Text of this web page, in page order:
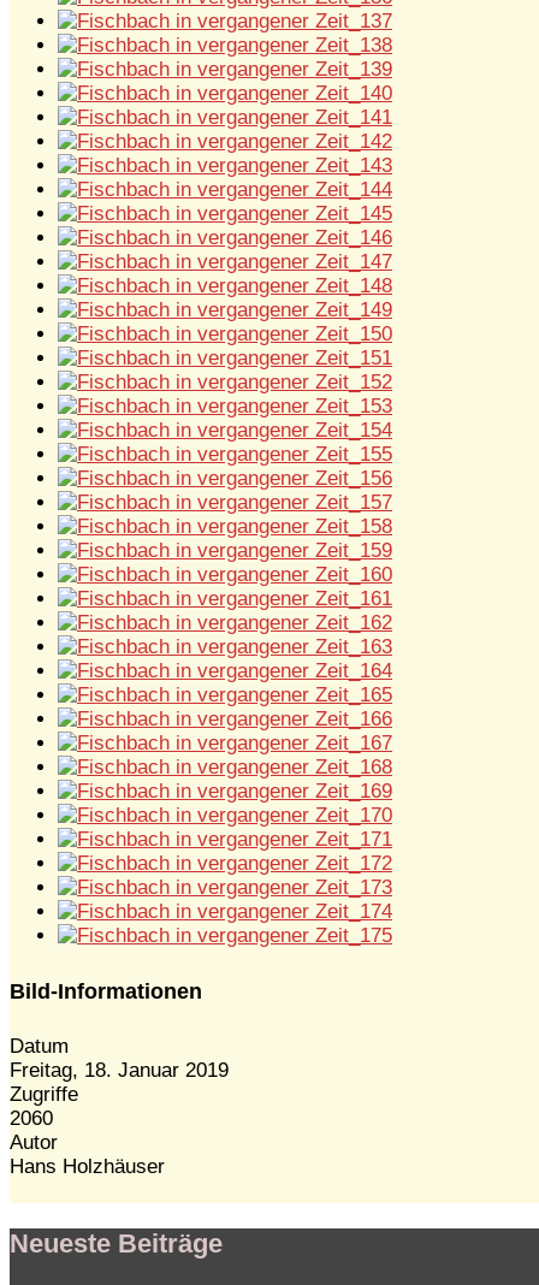
Bild-Informationen
Datum
Freitag, 18. Januar 2019
Zugriffe
2060
Autor
Hans Holzhäuser
Neueste Beiträge